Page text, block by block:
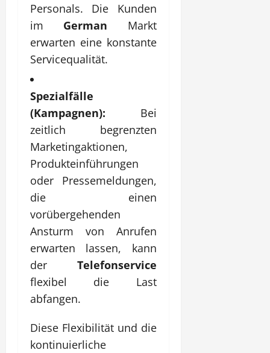
Personals. Die Kunden
im German Markt
erwarten eine konstante
Servicequalität.
Spezialfälle
(Kampagnen): Bei
zeitlich begrenzten
Marketingaktionen,
Produkteinführungen
oder Pressemeldungen,
die einen
vorübergehenden
Ansturm von Anrufen
erwarten lassen, kann
der Telefonservice
flexibel die Last
abfangen.
Diese Flexibilität und die
kontinuierliche